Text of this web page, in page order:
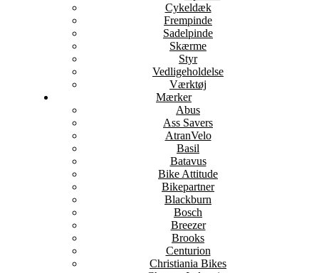
Cykeldæk
Frempinde
Sadelpinde
Skærme
Styr
Vedligeholdelse
Værktøj
Mærker
Abus
Ass Savers
AtranVelo
Basil
Batavus
Bike Attitude
Bikepartner
Blackburn
Bosch
Breezer
Brooks
Centurion
Christiania Bikes